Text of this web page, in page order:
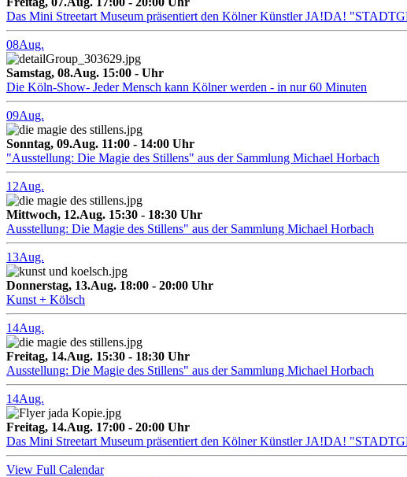
Das Mini Streetart Museum präsentiert den Kölner Künstler JA!DA!
08Aug.
Samstag, 08.Aug. 15:00 - Uhr
Die Köln-Show- Jeder Mensch kann Kölner werden - in nur 60 Minuten
09Aug.
Sonntag, 09.Aug. 11:00 - 14:00 Uhr
"Ausstellung: Die Magie des Stillens" aus der Sammlung Michael Horbach
12Aug.
Mittwoch, 12.Aug. 15:30 - 18:30 Uhr
Ausstellung: Die Magie des Stillens" aus der Sammlung Michael Horbach
13Aug.
Donnerstag, 13.Aug. 18:00 - 20:00 Uhr
Kunst + Kölsch
14Aug.
Freitag, 14.Aug. 15:30 - 18:30 Uhr
Ausstellung: Die Magie des Stillens" aus der Sammlung Michael Horbach
14Aug.
Freitag, 14.Aug. 17:00 - 20:00 Uhr
Das Mini Streetart Museum präsentiert den Kölner Künstler JA!DA!
View Full Calendar